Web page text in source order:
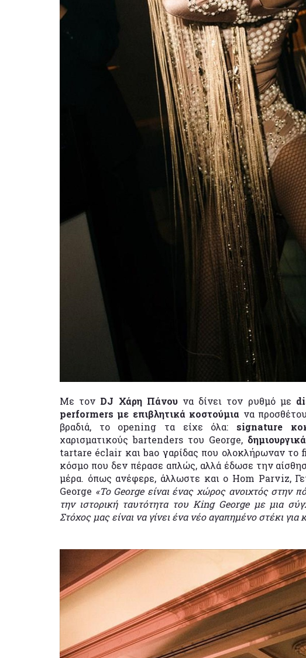
Με τον DJ Χάρη Πάνουνα δίνει τον ρυθμό με
performers με επιβλητικά κοστούμια να
βραδιά, το opening τα είχε όλα: signature
χαρισματικούς bartenders του George,
tartare éclair και bao γαρίδας που ολοκλήρωναν
κόσμο που δεν πέρασε απλώς, αλλά έδωσε την
μέρα. όπως ανέφερε, άλλωστε και ο Hom Parviz,
George «Το George είναι ένας χώρος ανοιχτός στην
την ιστορική ταυτότητα του King Georgeμε μια
Στόχος μας είναι να γίνει ένα νέο αγαπημένο στέκι για